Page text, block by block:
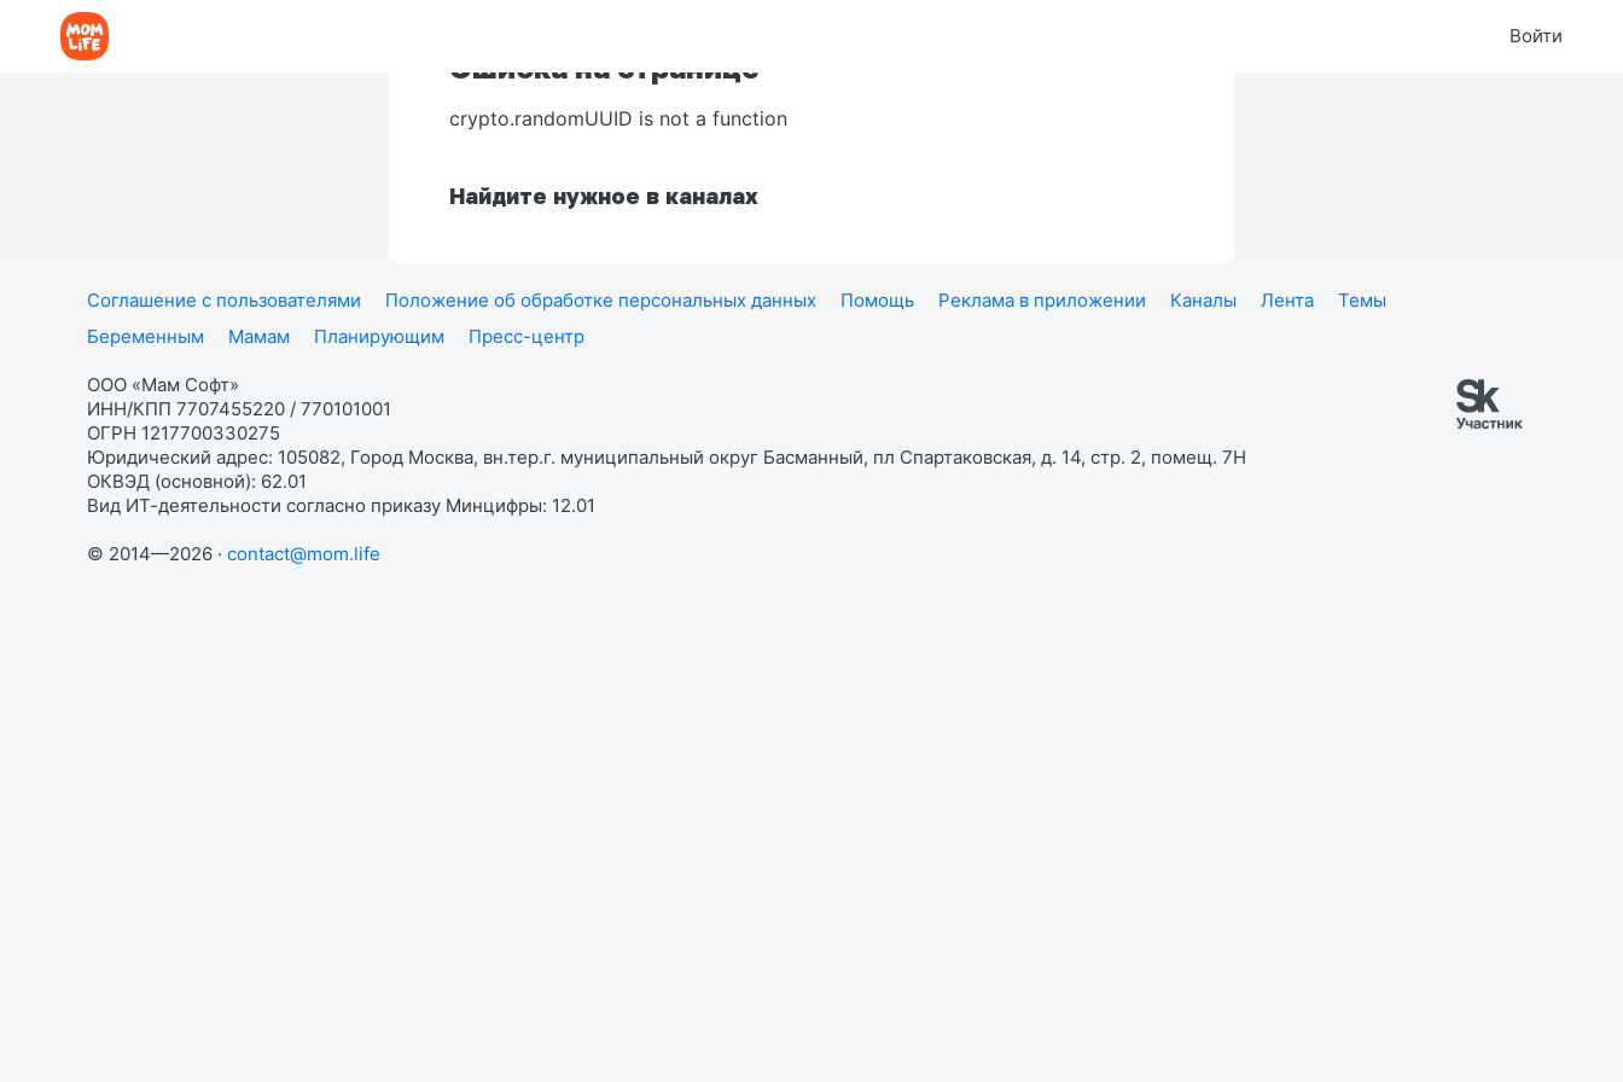
Войти
Ошибка на странице
crypto.randomUUID is not a function
Найдите нужное в каналах
Соглашение с пользователями Положение об обработке персональных данных Помощь Реклама в приложении Каналы Лента
Темы
Беременным
Мамам Планирующим Пресс-центр
ООО «Мам Софт»
ИНН/КПП 7707455220 / 770101001
ОГРН 1217700330275
Юридический адрес: 105082, Город Москва, вн.тер.г. муниципальный округ Басманный, пл Спартаковская, д. 14, стр. 2, помещ. 7Н
ОКВЭД (основной): 62.01
Вид ИТ-деятельности согласно приказу Минцифры: 12.01
© 2014—2026 · contact@mom.life